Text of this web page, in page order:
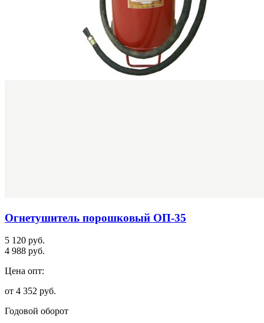
Огнетушитель порошковый ОП-35
5 120 руб.
4 988 руб.
Цена опт:
от 4 352 руб.
Годовой оборот